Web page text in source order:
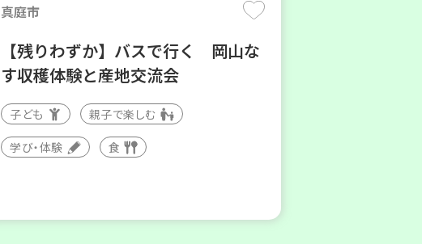
真庭市
【残りわずか】バスで行く 岡山な
す収穫体験と産地交流会
子ども 親子で楽しむ
学び・体験 食